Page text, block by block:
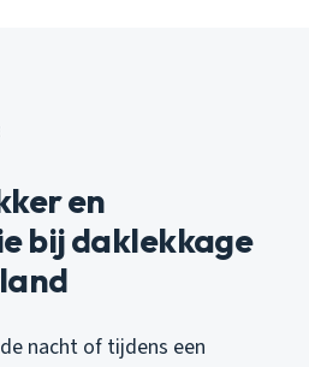
en
bij daklekkage
nacht of tijdens een